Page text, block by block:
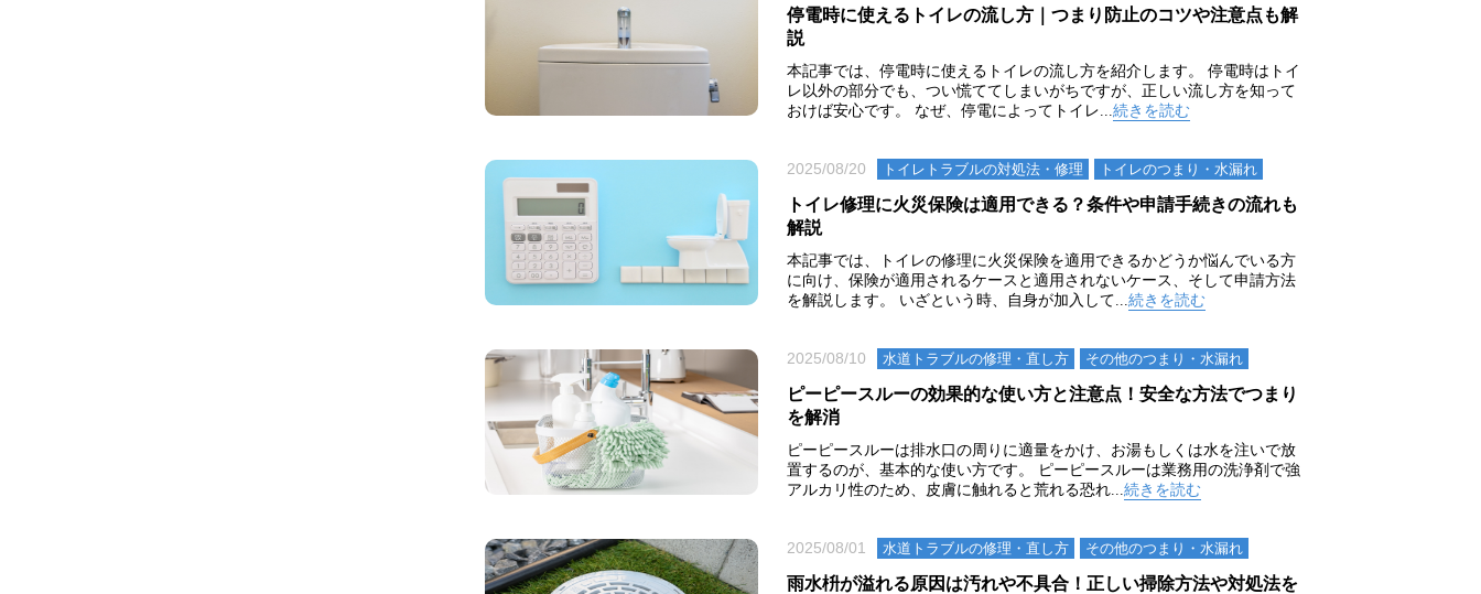
停電時に使えるトイレの流し方｜つまり防止のコツや注意点も解
説
本記事では、停電時に使えるトイレの流し方を紹介します。 停電時はトイ
レ以外の部分でも、つい慌ててしまいがちですが、正しい流し方を知って
おけば安心です。 なぜ、停電によってトイレ...続きを読む
2025/08/20 トイレトラブルの対処法・修理 トイレのつまり・⽔漏れ
トイレ修理に火災保険は適用できる？条件や申請手続きの流れも
解説
本記事では、トイレの修理に火災保険を適用できるかどうか悩んでいる方
に向け、保険が適用されるケースと適用されないケース、そして申請方法
を解説します。 いざという時、自身が加入して...続きを読む
2025/08/10 水道トラブルの修理・直し方 その他のつまり・⽔漏れ
ピーピースルーの効果的な使い方と注意点！安全な方法でつまり
を解消
ピーピースルーは排水口の周りに適量をかけ、お湯もしくは水を注いで放
置するのが、基本的な使い方です。 ピーピースルーは業務用の洗浄剤で強
アルカリ性のため、皮膚に触れると荒れる恐れ...続きを読む
2025/08/01 水道トラブルの修理・直し方 その他のつまり・⽔漏れ
雨水枡が溢れる原因は汚れや不具合！正しい掃除方法や対処法を